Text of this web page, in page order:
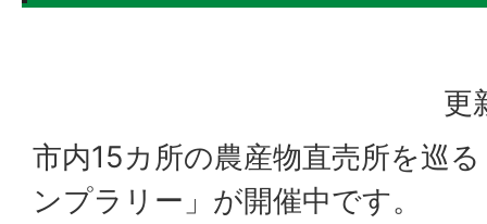
更
市内15カ所の農産物直売所を巡
ンプラリー」が開催中です。